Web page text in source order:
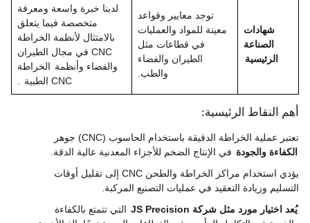
شهادات
الصناعة
الرئيسية
توجد معايير وقواعد
معينة للمواد والعمليات
في قطاعات مثل
الطيران والفضاء
والطب.
لدينا خبرة واسعة ومعرفة
متخصصة فيما يتعلق
بالامتثال لأنظمة الخراطة
CNC في مجال الطيران
والفضاء وأنظمة الخراطة
CNC الطبية
أهم النقاط الرئيسية:
تعتبر عملية الخراطة الدقيقة باستخدام الحاسوب (CNC) جوهر
الكفاءة والجودة في الإنتاج الضخم للأجزاء المعدنية عالية الدقة.
يؤدي استخدام مراكز الخراطة والطحن CNC إلى تقليل أوقات
التسليم وزيادة التعقيد في عمليات التصنيع المركبة.
يُعد اختيار مورد مثل شركة JS Precision
التي تتمتع بالكفاءة